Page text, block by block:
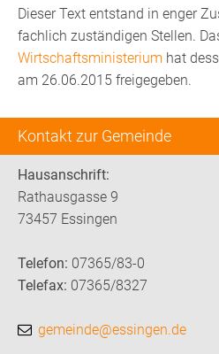
Kontakt zur Gemeinde
Hausanschrift:
Rathausgasse 9
73457 Essingen
Telefon: 07365/83-0
Telefax: 07365/8327
gemeinde@essingen.de
Dieser Text entstand in enger
fachlich zuständigen Stellen.
Wirtschaftsministerium hat
am 26.06.2015 freigegeben.